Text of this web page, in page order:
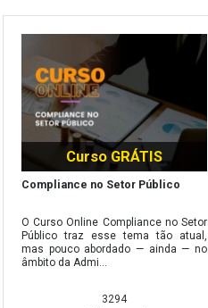
Curso GRÁTIS
Compliance no Setor Público
O Curso Online Compliance no Setor
Público traz esse tema tão atual,
mas pouco abordado — ainda — no
âmbito da Admi...
3294